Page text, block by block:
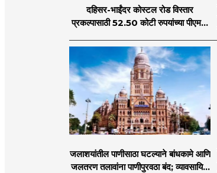
दहिसर-भाईंदर कोस्टल रोड विस्तार
प्रकल्पासाठी 52.50 कोटी रुपयांच्या पीएमसी
जलाशयांतील पाणीसाठा घटल्याने बांधकामे आणि
जलतरण तलावांना पाणीपुरवठा बंद; व्यावसायिक